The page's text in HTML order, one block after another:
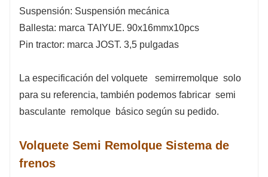
Suspensión: Suspensión mecánica
Ballesta: marca TAIYUE. 90x16mmx10pcs
Pin tractor: marca JOST. 3,5 pulgadas
La especificación del volquete
semirremolque solo
para su referencia, también podemos fabricar semi
basculante remolque básico según su pedido.
Volquete Semi Remolque Sistema de
frenos